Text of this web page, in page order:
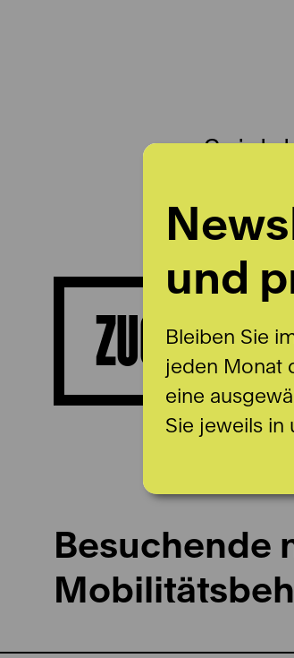
Besuchende
und
Bleiben Sie
jeden Monat
eine
Sie jeweils in